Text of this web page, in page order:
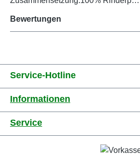
Bewertungen
Service-Hotline
Informationen
Service